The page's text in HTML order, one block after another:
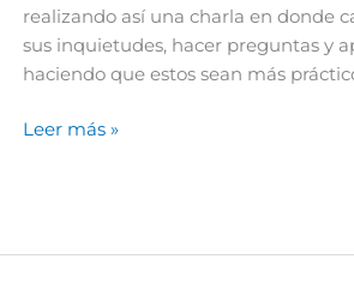
realizando así una charla en donde
sus inquietudes, hacer preguntas y
haciendo que estos sean más
Leer más »